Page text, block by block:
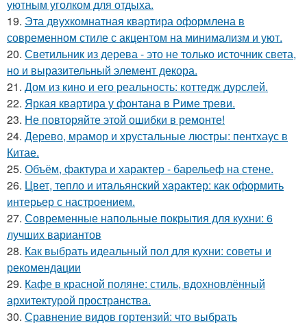
уютным уголком для отдыха.
19. Эта двухкомнатная квартира оформлена в
современном стиле с акцентом на минимализм и уют.
20. Светильник из дерева - это не только источник света,
но и выразительный элемент декора.
21. Дом из кино и его реальность: коттедж дурслей.
22. Яркая квартира у фонтана в Риме треви.
23. Не повторяйте этой ошибки в ремонте!
24. Дерево, мрамор и хрустальные люстры: пентхаус в
Китае.
25. Объём, фактура и характер - барельеф на стене.
26. Цвет, тепло и итальянский характер: как оформить
интерьер с настроением.
27. Современные напольные покрытия для кухни: 6
лучших вариантов
28. Как выбрать идеальный пол для кухни: советы и
рекомендации
29. Кафе в красной поляне: стиль, вдохновлённый
архитектурой пространства.
30. Сравнение видов гортензий: что выбрать